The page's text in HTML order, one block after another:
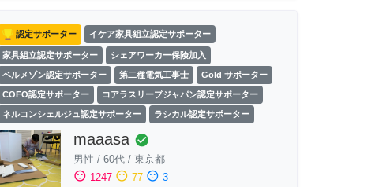
認定サポーター イケア家具組立認定サポーター
家具組立認定サポーター シェアワーカー保険加入
ベルメゾン認定サポーター 第二種電気工事士 Gold サポーター
COFO認定サポーター コアラスリープジャパン認定サポーター
ネルコンシェルジュ認定サポーター ラシカル認定サポーター
maaasa check_circle
男性 / 60代/ 東京都
sentiment_satisfied 1247 sentiment_neutral 77 sentiment_dissatisfied 3